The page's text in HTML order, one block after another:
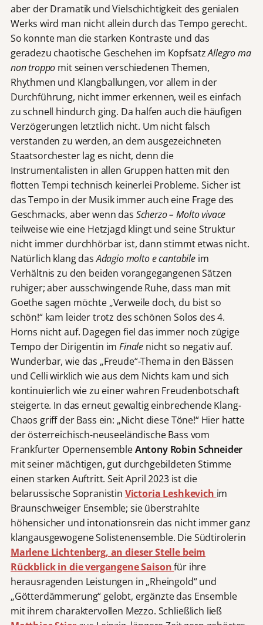
aber der Dramatik und Vielschichtigkeit des genialen
Werks wird man nicht allein durch das Tempo gerecht.
So konnte man die starken Kontraste und das
geradezu chaotische Geschehen im KopfsatzAllegro ma
non troppo mit seinen verschiedenen Themen,
Rhythmen und Klangballungen, vor allem in der
Durchführung, nicht immer erkennen, weil es einfach
zu schnell hindurch ging. Da halfen auch die häufigen
Verzögerungen letztlich nicht. Um nicht falsch
verstanden zu werden, an dem ausgezeichneten
Staatsorchester lag es nicht, denn die
Instrumentalisten in allen Gruppen hatten mit den
flotten Tempi technisch keinerlei Probleme. Sicher ist
das Tempo in der Musik immer auch eine Frage des
Geschmacks, aber wenn das Scherzo – Molto vivace
teilweise wie eine Hetzjagd klingt und seine Struktur
nicht immer durchhörbar ist, dann stimmt etwas nicht.
Natürlich klang dasAdagio molto e cantabile im
Verhältnis zu den beiden vorangegangenen Sätzen
ruhiger; aber ausschwingende Ruhe, dass man mit
Goethe sagen möchte „Verweile doch, du bist so
schön!“ kam leider trotz des schönen Solos des 4.
Horns nicht auf. Dagegen fiel das immer noch zügige
Tempo der Dirigentin imFinale nicht so negativ auf.
Wunderbar, wie das „Freude“-Thema in den Bässen
und Celli wirklich wie aus dem Nichts kam und sich
kontinuierlich wie zu einer wahren Freudenbotschaft
steigerte. In das erneut gewaltig einbrechende Klang-
Chaos griff der Bass ein: „Nicht diese Töne!“ Hier hatte
der österreichisch-neuseeländische Bass vom
Frankfurter OpernensembleAntony Robin Schneider
mit seiner mächtigen, gut durchgebildeten Stimme
einen starken Auftritt. Seit April 2023 ist die
belarussische Sopranistin Victoria Leshkevich im
Braunschweiger Ensemble; sie überstrahlte
höhensicher und intonationsrein das nicht immer ganz
klangausgewogene Solistenensemble. Die Südtirolerin
Marlene Lichtenberg, an dieser Stelle beim
Rückblick in die vergangene Saisonfür ihre
herausragenden Leistungen in „Rheingold“ und
„Götterdämmerung“ gelobt, ergänzte das Ensemble
mit ihrem charaktervollen Mezzo. Schließlich ließ